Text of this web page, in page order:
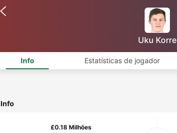
Uku Korre
Info Estatísticas de jogador
Info
£0.18 Milhões